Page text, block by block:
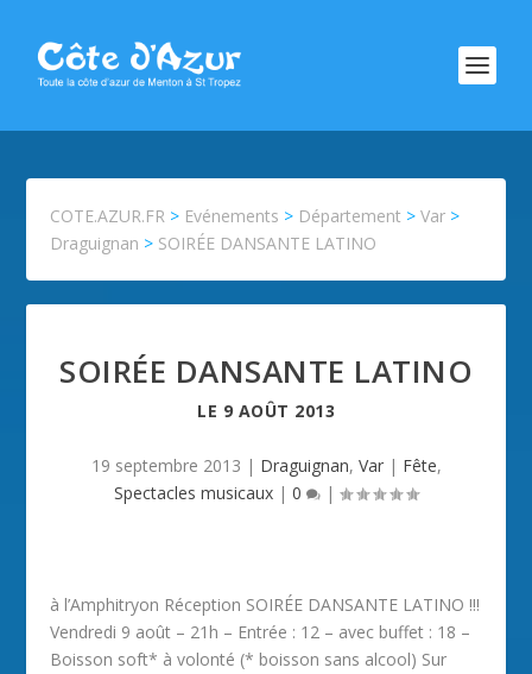
COTE.AZUR.FR > Evénements > Département >Var >
Draguignan > SOIRÉE DANSANTE LATINO
SOIRÉE DANSANTE LATINO
LE 9 AOÛT 2013
19 septembre 2013 | Draguignan, Var| Fête,
Spectacles musicaux | 0 |
à l’Amphitryon Réception SOIRÉE DANSANTE LATINO !!!
Vendredi 9 août – 21h – Entrée : 12 – avec buffet : 18 –
Boisson soft* à volonté (* boisson sans alcool) Sur